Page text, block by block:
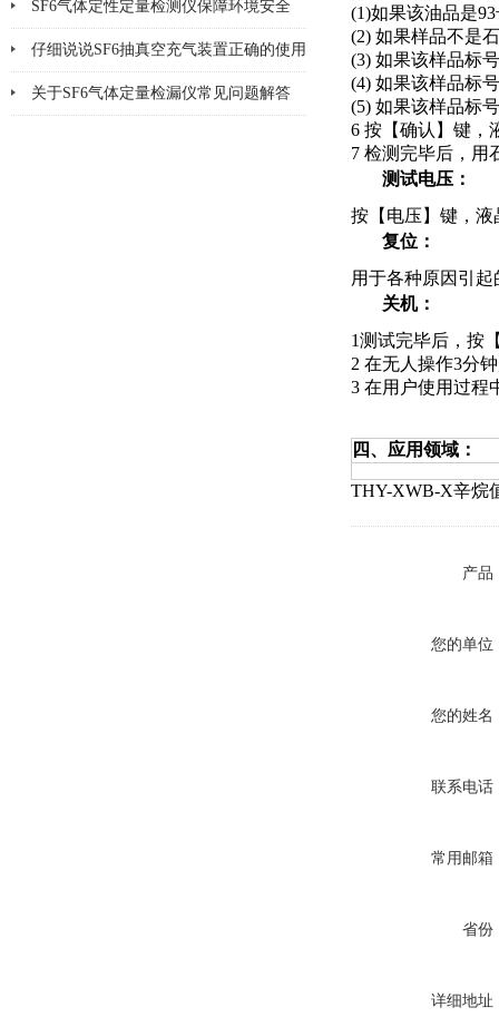
哪8个方面
SF6气体定性定量检测仪保障环境安全
仔细说说SF6抽真空充气装置正确的使用
方法
关于SF6气体定量检漏仪常见问题解答
(1)如果该油品是
(2) 如果样品不是
(3) 如果该样品标
(4) 如果该样品标
(5) 如果该样品标
6 按【确认】键，
7 检测完毕后，用
测试电压：
按【电压】键，
复位：
用于各种原因引
关机：
1测试完毕后，按
2 在无人操作3分
3 在用户使用过程
四、应用领域：
THY-XWB-X辛烷
产品
您的单位
您的姓名
联系电话
常用邮箱
省份
详细地址